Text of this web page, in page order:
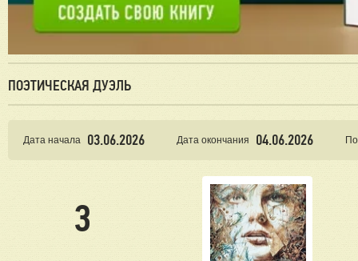
ПОЭТИЧЕСКАЯ ДУЭЛЬ
Дата начала 03.06.2026 Дата окончания 04.06.2026
3